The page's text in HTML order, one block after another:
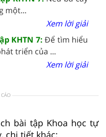
một...
Xem lời giải
KHTN 7:Để tìm hiểu
triển của ...
Xem lời giải
bài tập Khoa học tự
chi tiết khác: